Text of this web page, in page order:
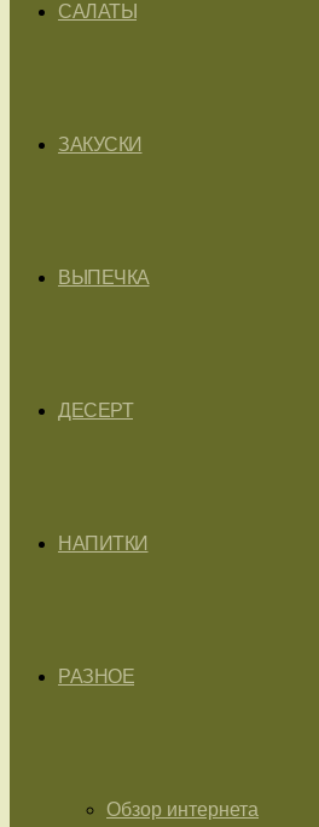
САЛАТЫ
ЗАКУСКИ
ВЫПЕЧКА
ДЕСЕРТ
НАПИТКИ
РАЗНОЕ
Обзор интернета